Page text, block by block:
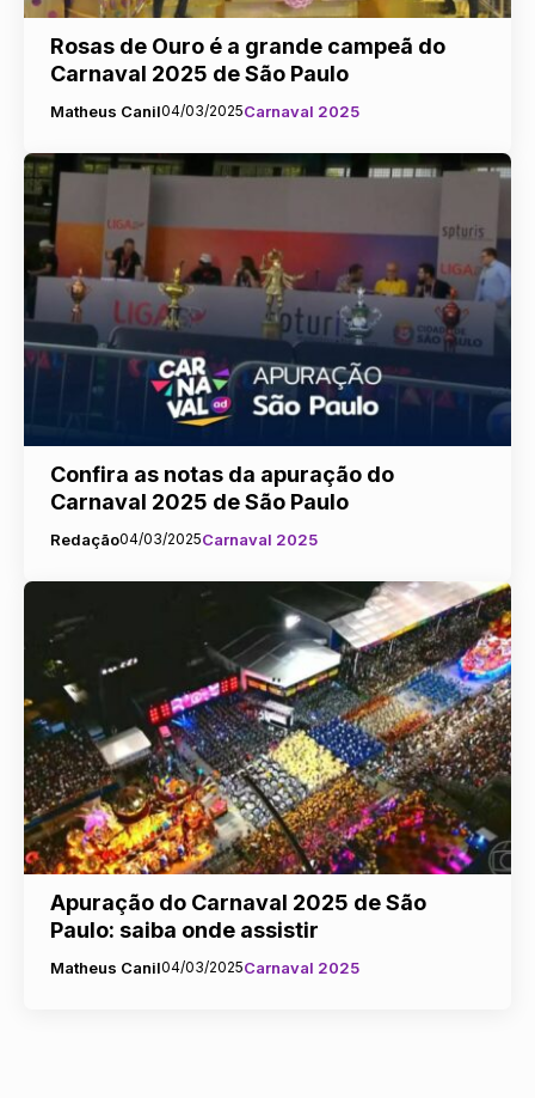
Rosas de Ouro é a grande campeã do
Carnaval 2025 de São Paulo
Matheus Canil04/03/2025Carnaval 2025
Confira as notas da apuração do
Carnaval 2025 de São Paulo
Redação04/03/2025Carnaval 2025
Apuração do Carnaval 2025 de São
Paulo: saiba onde assistir
Matheus Canil04/03/2025Carnaval 2025